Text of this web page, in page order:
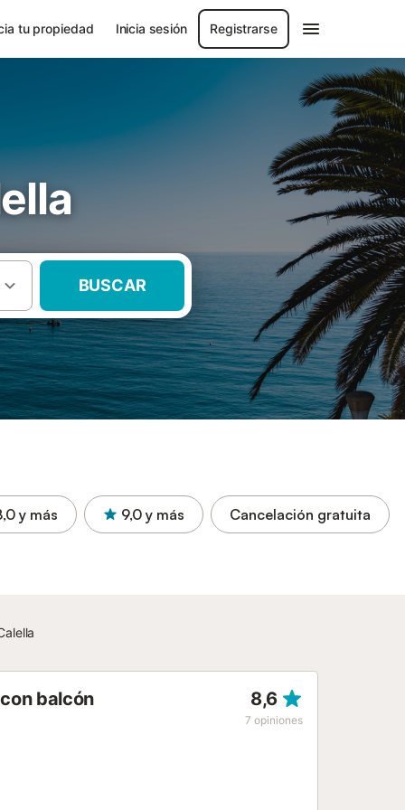
tu propiedad Inicia sesión Registrarse
BUSCAR
y más 9,0 y más Cancelación gratuita
balcón 8,6
7 opiniones